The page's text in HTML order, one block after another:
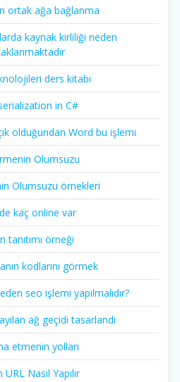
ortak ağa bağlanma
kaynak kirliliği neden
ders kitabı
in C#
olduğundan Word bu işlemi
Olumsuzu
Olumsuzu örnekleri
kaç online var
tanıtımı örneği
kodlarını görmek
seo işlemi yapılmalıdır?
ağ geçidi tasarlandı
etmenin yolları
Nasıl Yapılır